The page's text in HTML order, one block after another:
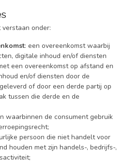
onder:
: een overeenkomst waarbij
digitale inhoud en/of diensten
een overeenkomst op afstand en
en/of diensten door de
of door een derde partij op
tussen die derde en de
waarbinnen de consument gebruik
persoon die niet handelt voor
houden met zijn handels-, bedrijfs-,